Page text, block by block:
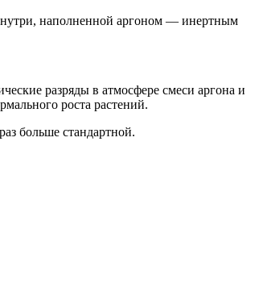
наполненной аргоном — инертным
разряды в атмосфере смеси аргона и
роста растений.
больше стандартной.